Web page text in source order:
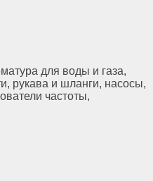
для воды и газа,
рукава и шланги, насосы,
частоты,